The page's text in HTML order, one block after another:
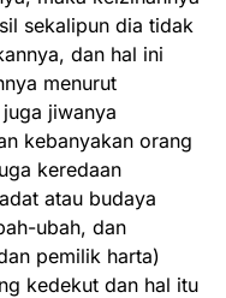
sekalipun dia tidak
dan hal ini
menurut
jiwanya
kebanyakan orang
keredaan
atau budaya
ubah, dan
pemilik harta)
kedekut dan hal itu